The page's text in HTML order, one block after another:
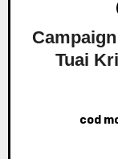
Tuai
cod